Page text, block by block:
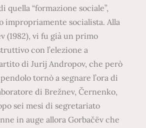
quella “formazione sociale”,
impropriamente socialista. Alla
(1982), vi fu già un primo
con l’elezione a
di Jurij Andropov, che però
tornò a segnare l’ora di
di Brežnev, Černenko,
sei mesi di segretariato
in auge allora Gorbačëv che